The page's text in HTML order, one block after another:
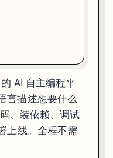
成 4 亿美元 D 轮融资，
AI 自主编程平
言描述想要什么
、装依赖、调试
上线。全程不需